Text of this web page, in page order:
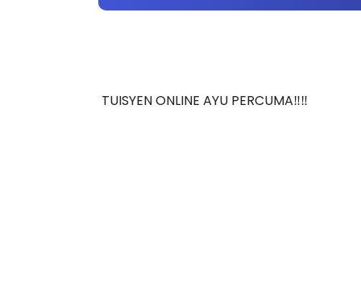
TUISYEN ONLINE AYU PERCUMA‼️‼️